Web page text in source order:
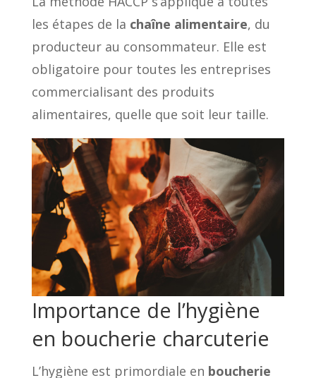
les étapes de la chaîne alimentaire, du
producteur au consommateur. Elle est
obligatoire pour toutes les entreprises
commercialisant des produits
alimentaires, quelle que soit leur taille.
Importance de l’hygiène
en boucherie charcuterie
L’hygiène est primordiale en boucherie